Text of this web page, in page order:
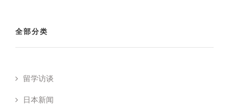
全部分类
留学访谈
日本新闻